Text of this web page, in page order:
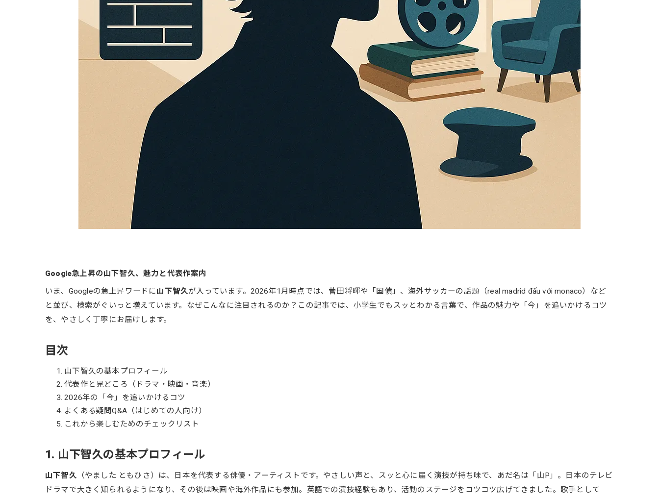
Google急上昇の山下智久、魅力と代表作案内
いま、Googleの急上昇ワードに山下智久が入っています。2026年1月時点では、菅田将暉や「国債」、海外サッカーの話題（real madrid đấu với monaco）など
と並び、検索がぐいっと増えています。なぜこんなに注目されるのか？この記事では、小学生でもスッとわかる言葉で、作品の魅力や「今」を追いかけるコツ
を、やさしく丁寧にお届けします。
目次
山下智久の基本プロフィール
代表作と見どころ（ドラマ・映画・音楽）
2026年の「今」を追いかけるコツ
よくある疑問Q&A（はじめての人向け）
これから楽しむためのチェックリスト
1. 山下智久の基本プロフィール
山下智久 （やました ともひさ）は、日本を代表する俳優・アーティストです。やさしい声と、スッと心に届く演技が持ち味で、あだ名は「山P」。日本のテレビ
ドラマで大きく知られるようになり、その後は映画や海外作品にも参加。英語での演技経験もあり、活動のステージをコツコツ広げてきました。歌手として